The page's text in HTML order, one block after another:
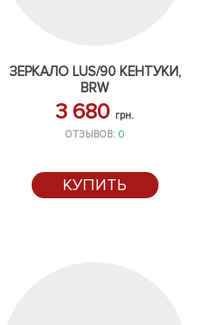
ЗЕРКАЛО LUS/90 КЕНТУКИ,
BRW
3 680 грн.
ОТЗЫВОВ:0
КУПИТЬ